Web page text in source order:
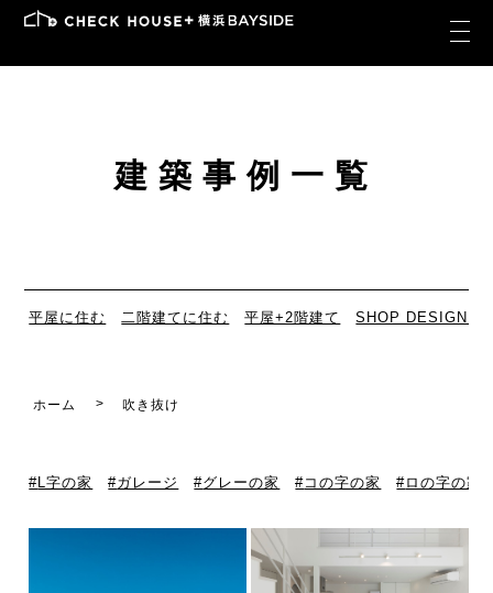
建築事例一覧
平屋に住む 二階建てに住む 平屋+2階建て SHOP DESIGN（
ホーム 吹き抜け
L字の家 ガレージ グレーの家 コの字の家 ロの字の家